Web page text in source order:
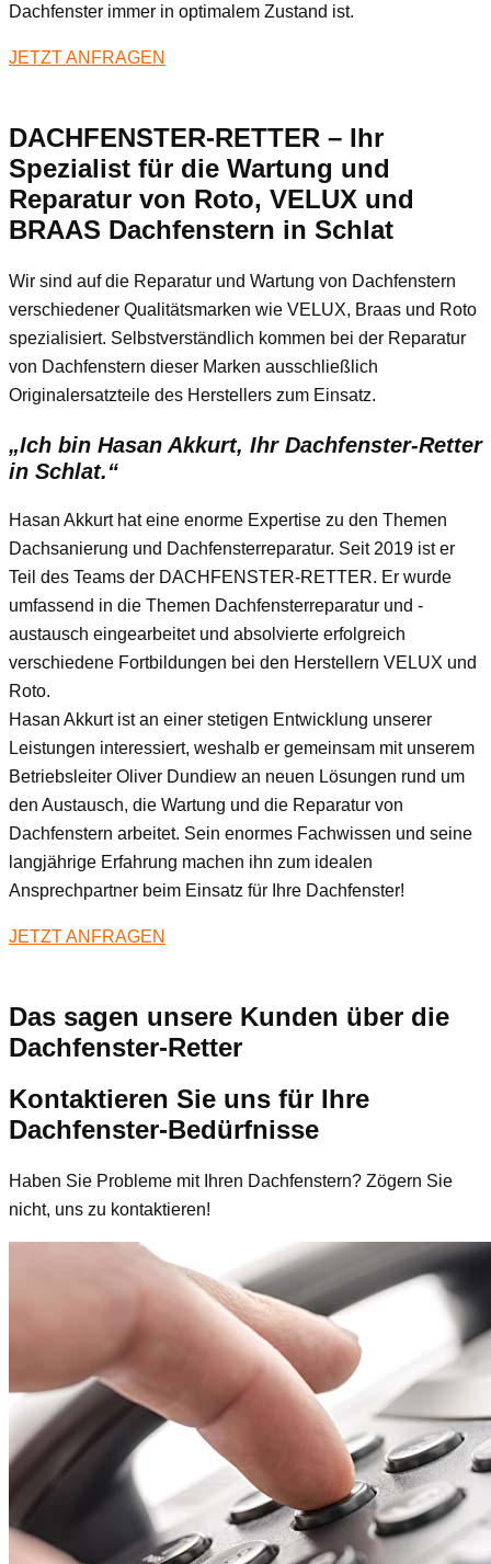
Dachfenster immer in optimalem Zustand ist.
JETZT ANFRAGEN
DACHFENSTER-RETTER – Ihr
Spezialist für die Wartung und
Reparatur von Roto, VELUX und
BRAAS Dachfenstern in Schlat
Wir sind auf die Reparatur und Wartung von Dachfenstern
verschiedener Qualitätsmarken wie VELUX, Braas und Roto
spezialisiert. Selbstverständlich kommen bei der Reparatur
von Dachfenstern dieser Marken ausschließlich
Originalersatzteile des Herstellers zum Einsatz.
„Ich bin Hasan Akkurt, Ihr Dachfenster-Retter
in Schlat.“
Hasan Akkurt hat eine enorme Expertise zu den Themen
Dachsanierung und Dachfensterreparatur. Seit 2019 ist er
Teil des Teams der DACHFENSTER-RETTER. Er wurde
umfassend in die Themen Dachfensterreparatur und -
austausch eingearbeitet und absolvierte erfolgreich
verschiedene Fortbildungen bei den Herstellern VELUX und
Roto.
Hasan Akkurt ist an einer stetigen Entwicklung unserer
Leistungen interessiert, weshalb er gemeinsam mit unserem
Betriebsleiter Oliver Dundiew an neuen Lösungen rund um
den Austausch, die Wartung und die Reparatur von
Dachfenstern arbeitet. Sein enormes Fachwissen und seine
langjährige Erfahrung machen ihn zum idealen
Ansprechpartner beim Einsatz für Ihre Dachfenster!
JETZT ANFRAGEN
Das sagen unsere Kunden über die
Dachfenster-Retter
Kontaktieren Sie uns für Ihre
Dachfenster-Bedürfnisse
Haben Sie Probleme mit Ihren Dachfenstern? Zögern Sie
nicht, uns zu kontaktieren!